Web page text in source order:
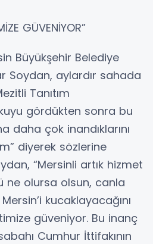
GÜVENİYOR”
Büyükşehir Belediye
Soydan, aylardır sahada
Tanıtım
gördükten sonra bu
daha çok inandıklarını
diyerek sözlerine
“Mersinli artık hizmet
ne olursa olsun, canla
kucaklayacağını
güveniyor. Bu inanç
Cumhur İttifakının